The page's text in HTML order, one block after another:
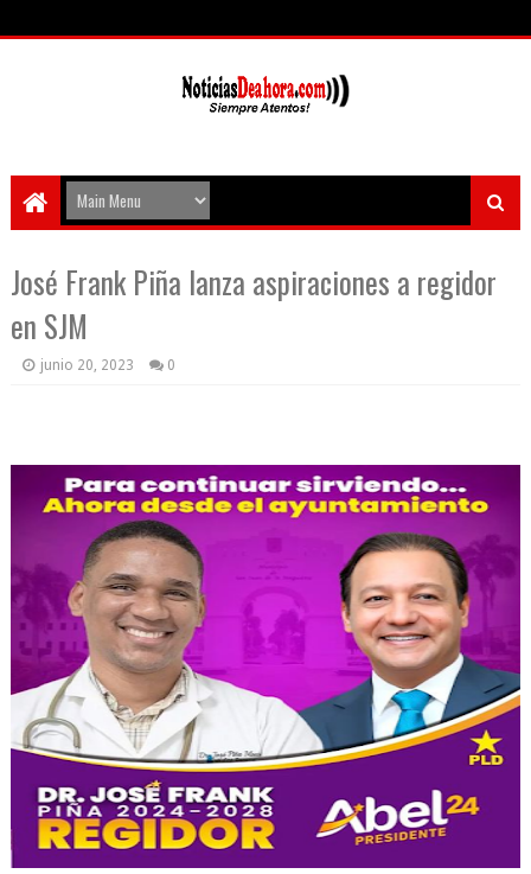
José Frank Piña lanza aspiraciones a regidor
en SJM
junio 20, 2023 0